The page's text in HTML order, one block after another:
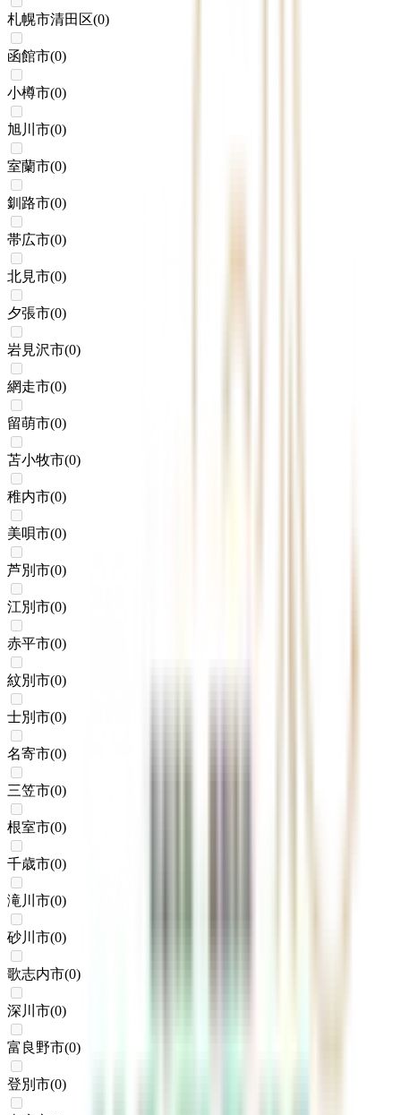
札幌市清田区(0)
函館市(0)
小樽市(0)
旭川市(0)
室蘭市(0)
釧路市(0)
帯広市(0)
北見市(0)
夕張市(0)
岩見沢市(0)
網走市(0)
留萌市(0)
苫小牧市(0)
稚内市(0)
美唄市(0)
芦別市(0)
江別市(0)
赤平市(0)
紋別市(0)
士別市(0)
名寄市(0)
三笠市(0)
根室市(0)
千歳市(0)
滝川市(0)
砂川市(0)
歌志内市(0)
深川市(0)
富良野市(0)
登別市(0)